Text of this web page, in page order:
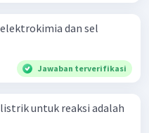
dan sel
Jawaban terverifikasi
untuk reaksi adalah